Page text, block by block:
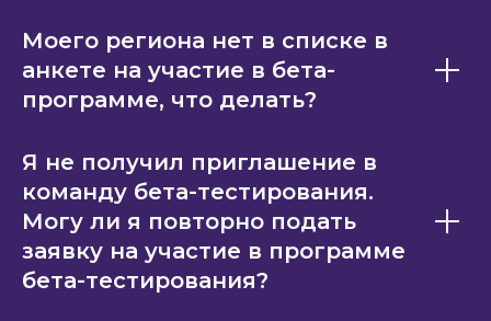
Моего региона нет в списке в
анкете на участие в бета-
программе, что делать?
Я не получил приглашение в
команду бета-тестирования.
Могу ли я повторно подать
заявку на участие в программе
бета-тестирования?